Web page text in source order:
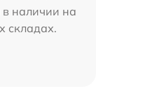
в наличии на
складах.